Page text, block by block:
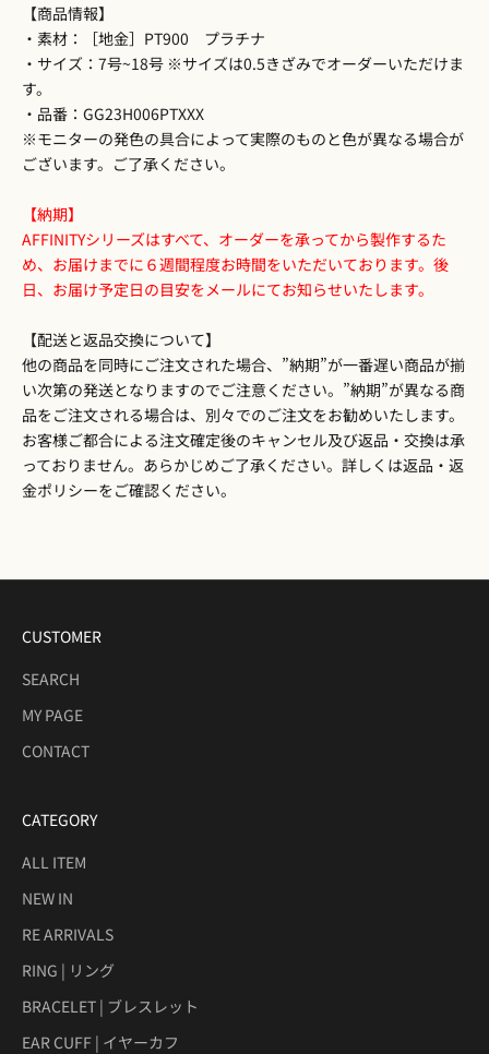
【商品情報】
・素材：［地金］PT900 プラチナ
・サイズ：7号~18号 ※サイズは0.5きざみでオーダーいただけま
す。
・品番：GG23H006PTXXX
※モニターの発色の具合によって実際のものと色が異なる場合が
ございます。ご了承ください。
【納期】
AFFINITYシリーズはすべて、オーダーを承ってから製作するた
め、お届けまでに６週間程度お時間をいただいております。後
日、お届け予定日の目安をメールにてお知らせいたします。
【配送と返品交換について】
他の商品を同時にご注文された場合、”納期”が一番遅い商品が揃
い次第の発送となりますのでご注意ください。”納期”が異なる商
品をご注文される場合は、別々でのご注文をお勧めいたします。
お客様ご都合による注文確定後のキャンセル及び返品・交換は承
っておりません。あらかじめご了承ください。詳しくは返品・返
金ポリシーをご確認ください。
CUSTOMER
SEARCH
MY PAGE
CONTACT
CATEGORY
ALL ITEM
NEW IN
RE ARRIVALS
RING | リング
BRACELET | ブレスレット
EAR CUFF | イヤーカフ